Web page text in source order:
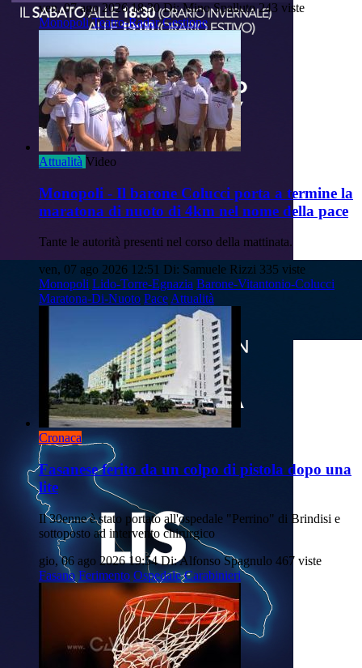
ven, 07 ago 2026 18:30 Di: Mino Spalluto 243 viste
Monopoli Teatro-Radar Gestione
Attualità Video
Monopoli - Il barone Colucci porta a termine la
maratona di nuoto di 4km nel nome della pace
Tante le autorità presenti nel corso della mattinata.
ven, 07 ago 2026 12:51 Di: Samuele Rizzi 335 viste
Monopoli Lido-Torre-Egnazia Barone-Vitantonio-Colucci
Maratona-Di-Nuoto PaceAttualità
Cronaca
Fasanese ferito da un colpo di pistola dopo una
lite
Il 30enne è stato portato all'ospedale "Perrino" di Brindisi e
sottoposto ad intervento chirurgico
gio, 06 ago 2026 19:54 Di: Alfonso Spagnulo 467 viste
Fasano Ferimento Ospedale Carabinieri